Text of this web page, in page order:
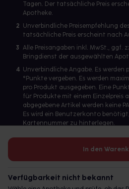
In den
Verfügbarkeit nicht bekannt
Tagen. Der tatsächliche Preis
Apotheke.
2 Unverbindliche Preisempfehlung
tatsächliche Preis erscheint nach
3 Alle Preisangaben inkl. MwSt., ggf.
Bringdienst der ausgewählten
4 Unverbindliche Angabe. Es werden
°Punkte vergeben. Es werden
pro Produkt ausgegeben. Eine
für Produkte mit einem Einzelpreis
abgegebene Artikel werden keine
Es wird ein Benutzerkonto benötigt,
Kartennummer zu hinterlegen.
Betreiber des Portals und
© 2026 gesund.de GmbH & Co. KG